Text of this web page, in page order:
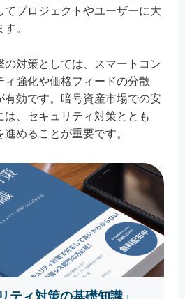
てプロジェクトやユーザーに大
。
の対策としては、スマートコン
ィ強化や価格フィードの分散
有効です。暗号資産市場での安
、セキュリティ対策ととも
めることが重要です。